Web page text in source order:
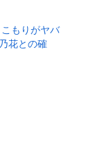
もりがヤバ
花との確